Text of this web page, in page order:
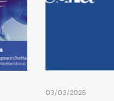
03/03/2026